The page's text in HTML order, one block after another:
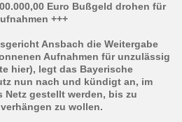
Euro Bußgeld drohen für
+++
Ansbach die Weitergabe
Aufnahmen für unzulässig
hier), legt das Bayerische
nun nach und kündigt an, im
Netz gestellt werden, bis zu
zu wollen.